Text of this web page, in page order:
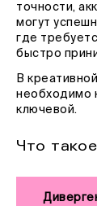
точности,
могут
где
быстро
В
необходимо
ключевой.
Что